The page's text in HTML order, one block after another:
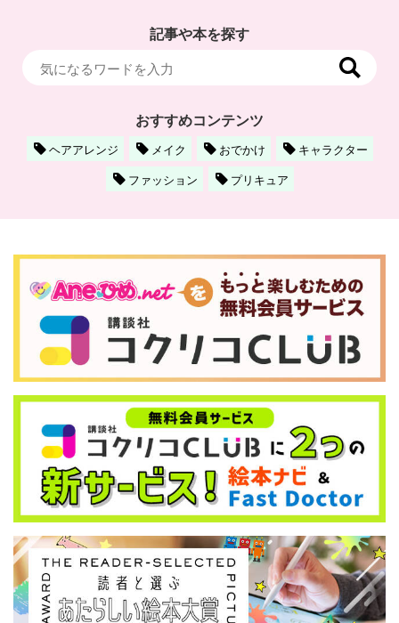
記事や本を探す
おすすめコンテンツ
ヘアアレンジ メイク おでかけ
キャラクター
ファッション
プリキュア